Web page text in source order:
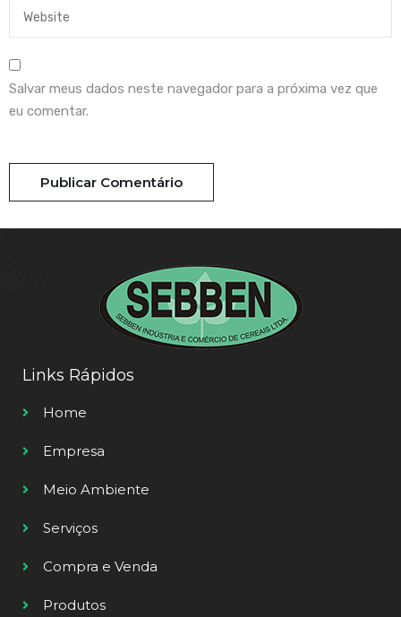
Salvar meus dados neste navegador para a próxima vez que
eu comentar.
Links Rápidos
Home
Empresa
Meio Ambiente
Serviços
Compra e Venda
Produtos